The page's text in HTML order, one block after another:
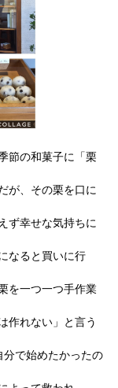
節の和菓子に「栗
が、その栗を口に
ず幸せな気持ちに
なると買いに行
を一つ一つ手作業
作れない」と言う
で始めたかったの